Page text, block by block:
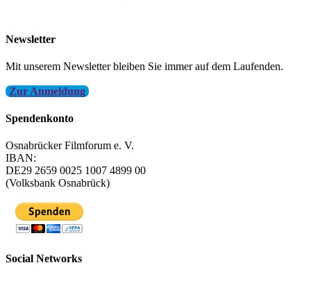
Newsletter
Mit unserem Newsletter bleiben Sie immer auf dem Laufenden.
Zur Anmeldung
Spendenkonto
Osnabrücker Filmforum e. V.
IBAN:
DE29 2659 0025 1007 4899 00
(Volksbank Osnabrück)
Social Networks